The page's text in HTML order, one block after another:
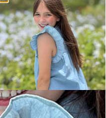
Guía de tallas
¿Envolver para regalo?
Sí